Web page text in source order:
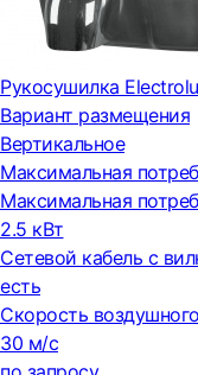
Рукосушилка
Вариант размещения
Вертикальное
Максимальная
Максимальная
2.5 кВт
Сетевой кабель с
есть
Скорость
30 м/с